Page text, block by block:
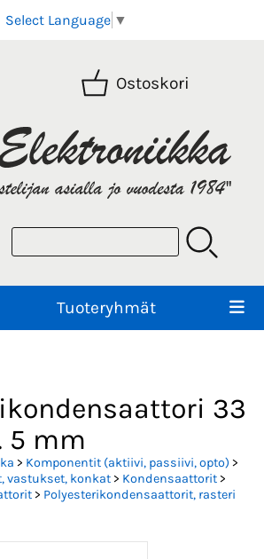
Select Language ▼
Ostoskori
Tuoteryhmät
33
5 mm
> Komponentit (aktiivi, passiivi, opto) >
vastukset, konkat> Kondensaattorit>
> Polyesterikondensaattorit, rasteri